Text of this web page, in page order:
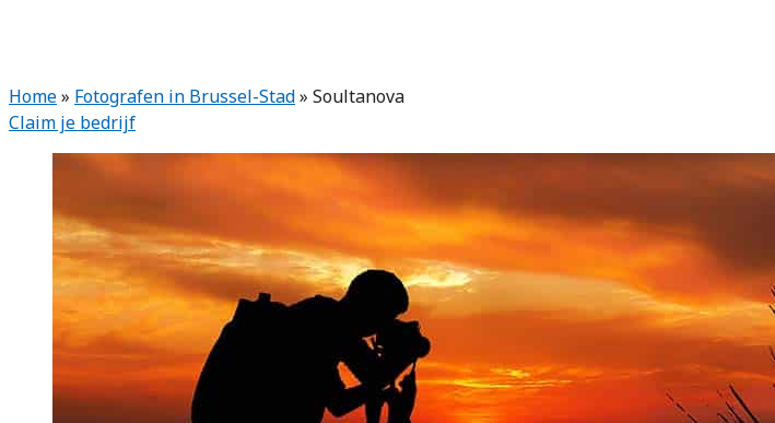
Home» Fotografen in Brussel-Stad» Soultanova
Claim je bedrijf